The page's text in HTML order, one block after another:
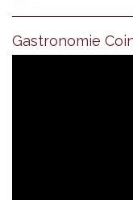
Gastronomie